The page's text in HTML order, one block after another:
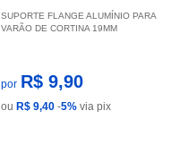
SUPORTE FLANGE ALUMÍNIO PARA
VARÃO DE CORTINA 19MM
por R$ 9,90
ou R$ 9,40 -5% via pix